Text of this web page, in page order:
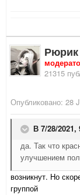
Рюрик
21315
Опубликовано: 28
В 7/28/2021,
да. Так что
улучшением
возникнут. Но
группой